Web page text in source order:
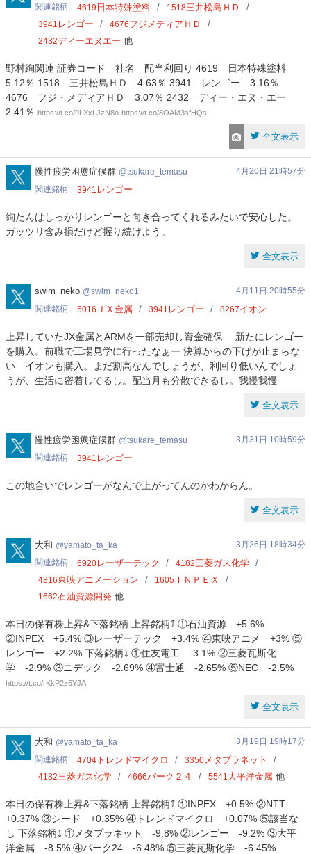
関連銘柄
4619 日本特殊塗料 1518三井松島ＨＤ
3941 レンゴー 4676フジメディアＨＤ
2432ディーエヌエー 他
野村絢関連 証券コード 社名 配当利回り 4619 日本特殊塗料
5.12％ 1518 三井松島ＨＤ 4.63％ 3941 レンゴー 3.16％
4676 フジ・メディアＨＤ 3.07％ 2432 ディー・エヌ・エー
2.41％ https://t.co/9LXxLJzN8o https://t.co/8OAM3sfHQs
全文表示
tsukare_temasu
慢性疲労困憊症候群 tsukare_temasu
4月20日 21時57分
関連銘柄
3941 レンゴー
絢たんはしっかりレンゴーと向き合ってくれるみたいで安心した。
ガッツリ含み損だけど握り続けよう。
全文表示
swim_neko1
swim_neko swim_neko1
4月11日 20時55分
関連銘柄
5016 ＪＸ金属 3941 レンゴー 8267イオン
上昇していたJX金属とARMを一部売却し資金確保 新たにレンゴー
を購入。前職で工場見学に行ったなぁー 決算からの下げが止まらな
い イオンも購入。まだ割高なんでしょうが、利回り低いんでしょ
うが、生活に密着してるし。配当月も分散できるし。我慢我慢
全文表示
tsukare_temasu
慢性疲労困憊症候群 tsukare_temasu
3月31日 10時59分
関連銘柄
3941 レンゴー
この地合いでレンゴーがなんで上がってんのかわからん。
全文表示
yamato_ta_ka
大和 yamato_ta_ka
3月26日 18時34分
関連銘柄
6920レーザーテック 4182三菱ガス化学
4816東映アニメーション 1605 ＩＮＰＥＸ
1662石油資源開発 他
本日の保有株上昇&下落銘柄 上昇銘柄⤴️ ①石油資源 +5.6%
②INPEX +5.4% ③レーザーテック +3.4% ④東映アニメ +3% ⑤
レンゴー +2.2% 下落銘柄⤵️ ①住友電工 -3.1% ②三菱瓦斯化
学 -2.9% ③ニデック -2.69% ④富士通 -2.65% ⑤NEC -2.5%
https://t.co/rKkP2z5YJA
全文表示
yamato_ta_ka
大和 yamato_ta_ka
3月19日 19時17分
関連銘柄
4704 トレンドマイクロ 3350メタプラネット
4182三菱ガス化学 4666パーク２４ 5541大平洋金属 他
本日の保有株上昇&下落銘柄 上昇銘柄⤴️ ①INPEX +0.5% ②NTT
+0.37% ③シード +0.35% ④トレンドマイクロ +0.07% ⑤該当な
し 下落銘柄⤵️ ①メタプラネット -9.8% ②レンゴー -9.2% ③大平
洋金属 -8.5% ④パーク24 -6.48% ⑤三菱瓦斯化学 -6.45%